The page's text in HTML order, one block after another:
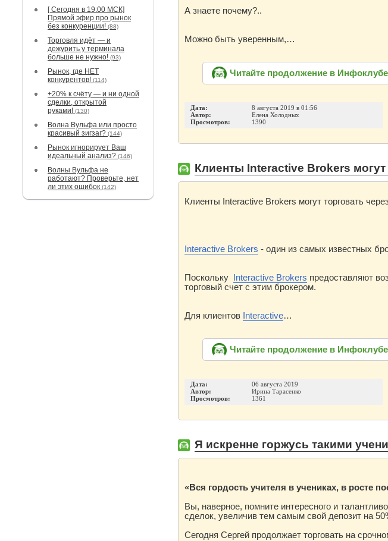
[ Сегодня в 19:00 МСК]
Прямой эфир про рынок
без конкуренции! (88)
Торговля идёт — и
дежурить у терминала
больше не нужно! (93)
Рынок, где НЕТ
конкурентов! (114)
+20% к счёту — и ни одной
сделки, открытой
руками! (130)
Волна Вульфа или просто
красивый зигзаг? (144)
Рынок игнорирует Ваш
идеальный анализ? (146)
Волны Вульфа не
работают? Проверьте, нет
ли этих ошибок (142)
А знаете почему?..
Можно быть уверенным,…
Читайте продолжение в Инфоклубе
Дата:
8 августа 2019 в 01:56
Автор:
Елена Холодных
Просмотров:
1390
Клиенты Interactive Brokers могут
Клиенты Interactive Brokers могут торговать
Interactive Brokers - один из самых известных
Поскольку Interactive Brokers предоставляют
торговый счет с этим брокером.
Для клиентов Interactive…
Читайте продолжение в Инфоклубе
Дата:
06 августа 2019
Автор:
Ирина Тарасенко
Просмотров:
1361
Я искренне горжусь такими
«Вся гордость учителя в учениках, в росте
Вы, наверное, помните интересного и
сделок, увеличив тем самым свой депозит на
Сегодня Сергей продолжает торговать на